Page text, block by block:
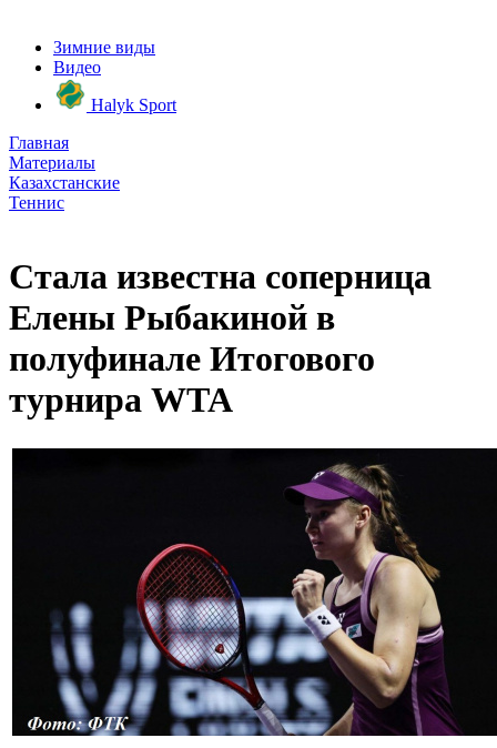
Зимние виды
Видео
Halyk Sport
Главная
Материалы
Казахстанские
Теннис
Стала известна соперница
Елены Рыбакиной в
полуфинале Итогового
турнира WTA